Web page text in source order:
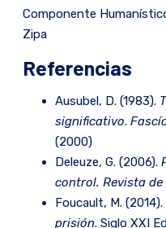
Componente
Zipa
Referencias
Ausubel, D. (1983).
significativo.
(2000)
Deleuze, G. (2006).
control. Revista
Foucault, M. (2014).
prisión. Siglo XXI